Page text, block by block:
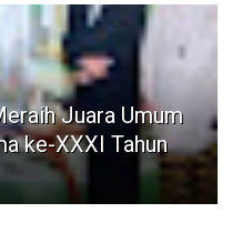
Juara Umum
ke-XXXI Tahun